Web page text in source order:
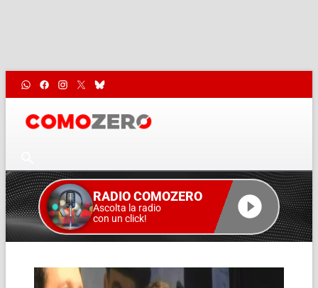
RADIO COMOZERO
Ascolta la radio
con un click!